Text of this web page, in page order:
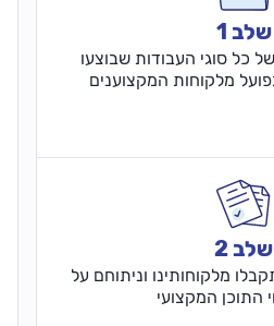
שלב 1
כל סוגי העבודות שבוצעו
מלקוחות המקצוענים
שלב 2
מלקוחותינו וניתוחם על
התוכן המקצועי